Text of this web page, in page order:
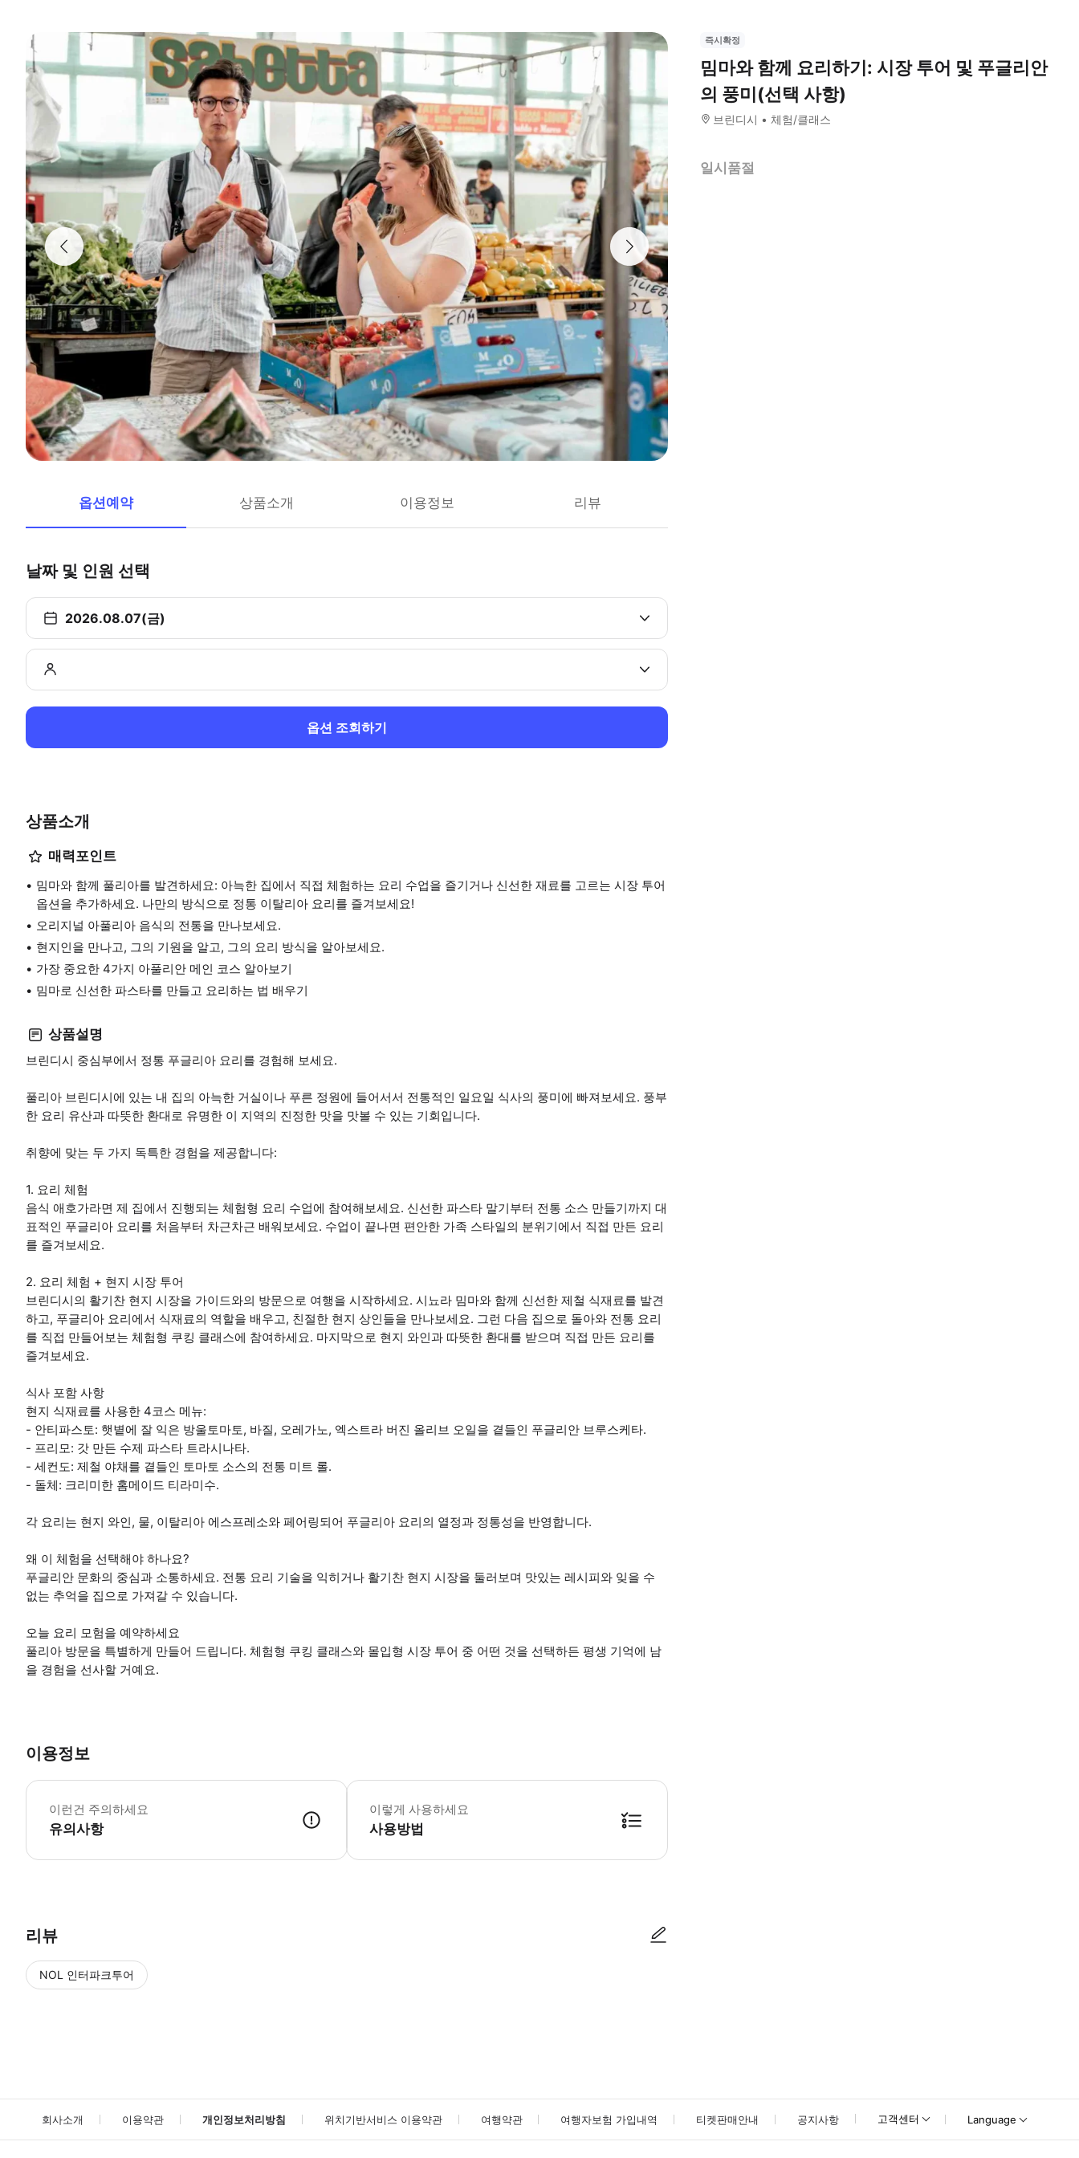
옵션예약 상품소개 이용정보 리뷰
날짜 및 인원 선택
2026.08.07(금)
옵션 조회하기
상품소개
매력포인트
밈마와 함께 풀리아를 발견하세요: 아늑한 집에서 직접 체험하는 요리 수업을 즐기거나 신선한 재료를 고르는 시장 투어
옵션을 추가하세요. 나만의 방식으로 정통 이탈리아 요리를 즐겨보세요!
오리지널 아풀리아 음식의 전통을 만나보세요.
현지인을 만나고, 그의 기원을 알고, 그의 요리 방식을 알아보세요.
가장 중요한 4가지 아풀리안 메인 코스 알아보기
밈마로 신선한 파스타를 만들고 요리하는 법 배우기
상품설명
브린디시 중심부에서 정통 푸글리아 요리를 경험해 보세요.
풀리아 브린디시에 있는 내 집의 아늑한 거실이나 푸른 정원에 들어서서 전통적인 일요일 식사의 풍미에 빠져보세요. 풍부
한 요리 유산과 따뜻한 환대로 유명한 이 지역의 진정한 맛을 맛볼 수 있는 기회입니다.
취향에 맞는 두 가지 독특한 경험을 제공합니다:
1. 요리 체험
음식 애호가라면 제 집에서 진행되는 체험형 요리 수업에 참여해보세요. 신선한 파스타 말기부터 전통 소스 만들기까지 대
표적인 푸글리아 요리를 처음부터 차근차근 배워보세요. 수업이 끝나면 편안한 가족 스타일의 분위기에서 직접 만든 요리
를 즐겨보세요.
2. 요리 체험 + 현지 시장 투어
브린디시의 활기찬 현지 시장을 가이드와의 방문으로 여행을 시작하세요. 시뇨라 밈마와 함께 신선한 제철 식재료를 발견
하고, 푸글리아 요리에서 식재료의 역할을 배우고, 친절한 현지 상인들을 만나보세요. 그런 다음 집으로 돌아와 전통 요리
를 직접 만들어보는 체험형 쿠킹 클래스에 참여하세요. 마지막으로 현지 와인과 따뜻한 환대를 받으며 직접 만든 요리를
즐겨보세요.
식사 포함 사항
현지 식재료를 사용한 4코스 메뉴:
- 안티파스토: 햇볕에 잘 익은 방울토마토, 바질, 오레가노, 엑스트라 버진 올리브 오일을 곁들인 푸글리안 브루스케타.
- 프리모: 갓 만든 수제 파스타 트라시나타.
- 세컨도: 제철 야채를 곁들인 토마토 소스의 전통 미트 롤.
- 돌체: 크리미한 홈메이드 티라미수.
각 요리는 현지 와인, 물, 이탈리아 에스프레소와 페어링되어 푸글리아 요리의 열정과 정통성을 반영합니다.
왜 이 체험을 선택해야 하나요?
푸글리안 문화의 중심과 소통하세요. 전통 요리 기술을 익히거나 활기찬 현지 시장을 둘러보며 맛있는 레시피와 잊을 수
없는 추억을 집으로 가져갈 수 있습니다.
오늘 요리 모험을 예약하세요
풀리아 방문을 특별하게 만들어 드립니다. 체험형 쿠킹 클래스와 몰입형 시장 투어 중 어떤 것을 선택하든 평생 기억에 남
을 경험을 선사할 거예요.
이용정보
이런건 주의하세요
유의사항
체험 구매 후에도 가능한 과민증이나 알레르기에 대해 알려주세요. * 소요시간 : 180분 (옵션에 따라 소요 시간이 다를 수 있으니, 예약 시 확인 부탁드립니다.)
이렇게 사용하세요
사용방법
리뷰
NOL 인터파크투어
즉시확정
밈마와 함께 요리하기: 시장 투어 및 푸글리안
의 풍미(선택 사항)
브린디시 체험/클래스
일시품절
회사소개 이용약관 개인정보처리방침 위치기반서비스 이용약관 여행약관 여행자보험 가입내역 티켓판매안내 공지사항 고객센터 Language